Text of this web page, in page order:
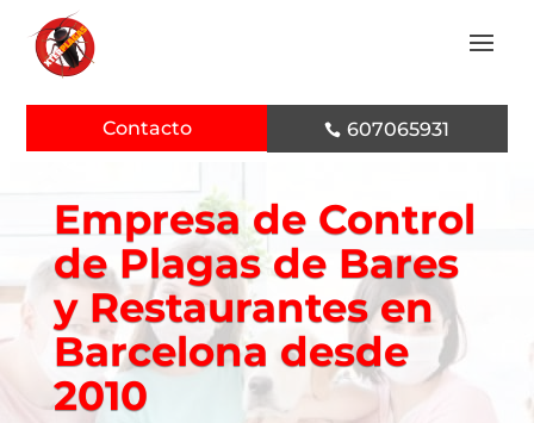
Contacto  607065931
Empresa de Control
de Plagas de Bares
y Restaurantes en
Barcelona desde
2010